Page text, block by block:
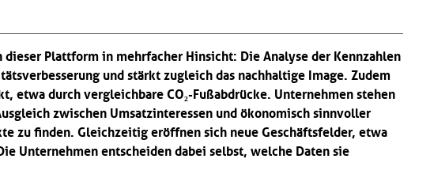
Plattform in mehrfacher Hinsicht: Die Analyse der Kennzahlen
und stärkt zugleich das nachhaltige Image. Zudem
etwa durch vergleichbare CO₂-Fußabdrücke. Unternehmen stehen
zwischen Umsatzinteressen und ökonomisch sinnvoller
zu finden. Gleichzeitig eröffnen sich neue Geschäftsfelder, etwa
Unternehmen entscheiden dabei selbst, welche Daten sie